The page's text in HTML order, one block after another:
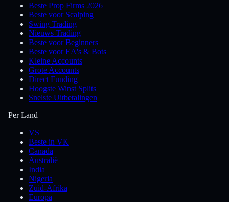
Beste Prop Firms 2026
Beste voor Scalping
Swing Trading
Nieuws Trading
Beste voor Beginners
Beste voor EA's & Bots
Kleine Accounts
Grote Accounts
Direct Funding
Hoogste Winst Splits
Snelste Uitbetalingen
Per Land
VS
Beste in VK
Canada
Australië
India
Nigeria
Zuid-Afrika
Europa